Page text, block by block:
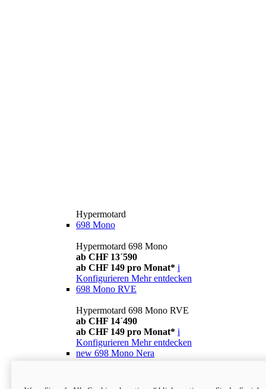
Hypermotard
698 Mono
Hypermotard 698 Mono
ab CHF 13´590
ab CHF 149 pro Monat* i
Konfigurieren Mehr entdecken
698 Mono RVE
Hypermotard 698 Mono RVE
ab CHF 14´490
ab CHF 149 pro Monat* i
Konfigurieren Mehr entdecken
new 698 Mono Nera
ab CHF 13´990